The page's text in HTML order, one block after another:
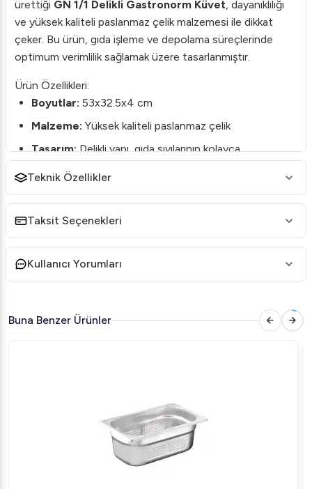
ürettiği GN 1/1 Delikli Gastronorm Küvet, dayanıklılığı
ve yüksek kaliteli paslanmaz çelik malzemesi ile dikkat
çeker. Bu ürün, gıda işleme ve depolama süreçlerinde
optimum verimlilik sağlamak üzere tasarlanmıştır.
Ürün Özellikleri:
Boyutlar: 53x32.5x4 cm
Malzeme: Yüksek kaliteli paslanmaz çelik
Tasarım:Delikli yapı, gıda sıvılarının kolayca
mutfak ekipmanlarıyla uyumludur.
Neden Öztiryakiler GN 1/1 Delikli Küvet?
paslanmaz çelik malzeme.
Kolay temizlenebilir yüzey, gıda güvenliğini
Delikli Gastronorm Küvet, işlerinizi kolaylaştıracak
profesyonel bir yardımcıdır. Şimdi sipariş verin ve
mutfağınızda kalitenin farkını yaşayın!
Teknik Özellikler
Taksit Seçenekleri
Kullanıcı Yorumları
Buna Benzer Ürünler